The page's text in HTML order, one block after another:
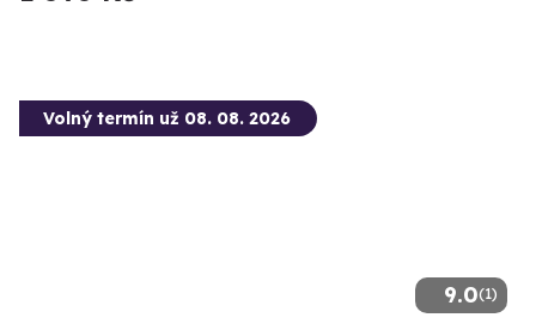
9.0(1)
Volný termín už 08. 08. 2026